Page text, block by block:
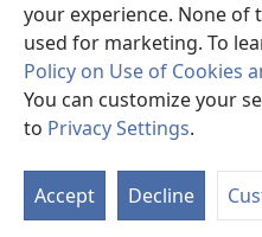
your experience. None of
used for marketing. To
Policy on Use of Cookies
You can customize your
to Privacy Settings.
Accept Decline
Copyright© 2026 Watch Tower
ÀDÉHÙN LÍLO ÌKÀNNÌ